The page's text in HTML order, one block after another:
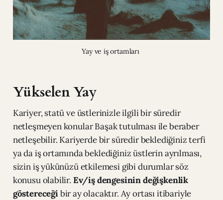
Yay ve iş ortamları
Yükselen Yay
Kariyer, statü ve üstlerinizle ilgili bir süredir
netleşmeyen konular Başak tutulması ile beraber
netleşebilir. Kariyerde bir süredir beklediğiniz terfi
ya da iş ortamında beklediğiniz üstlerin ayrılması,
sizin iş yükünüzü etkilemesi gibi durumlar söz
konusu olabilir. Ev/iş dengesinin değişkenlik
göstereceğibir ay olacaktır. Ay ortası itibariyle